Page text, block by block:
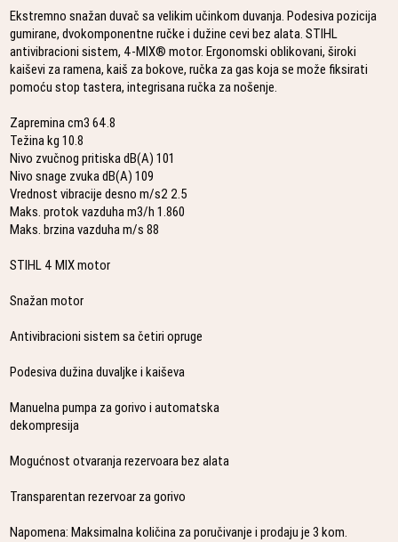
Ekstremno snažan duvač sa velikim učinkom duvanja. Podesiva pozicija
gumirane, dvokomponentne ručke i dužine cevi bez alata. STIHL
antivibracioni sistem, 4-MIX® motor. Ergonomski oblikovani, široki
kaiševi za ramena, kaiš za bokove, ručka za gas koja se može fiksirati
pomoću stop tastera, integrisana ručka za nošenje.
Zapremina cm3 64.8
Težina kg 10.8
Nivo zvučnog pritiska dB(A) 101
Nivo snage zvuka dB(A) 109
Vrednost vibracije desno m/s2 2.5
Maks. protok vazduha m3/h 1.860
Maks. brzina vazduha m/s 88
STIHL 4 MIX motor
Snažan motor
Antivibracioni sistem sa četiri opruge
Podesiva dužina duvaljke i kaiševa
Manuelna pumpa za gorivo i automatska
dekompresija
Mogućnost otvaranja rezervoara bez alata
Transparentan rezervoar za gorivo
Napomena: Maksimalna količina za poručivanje i prodaju je 3 kom.